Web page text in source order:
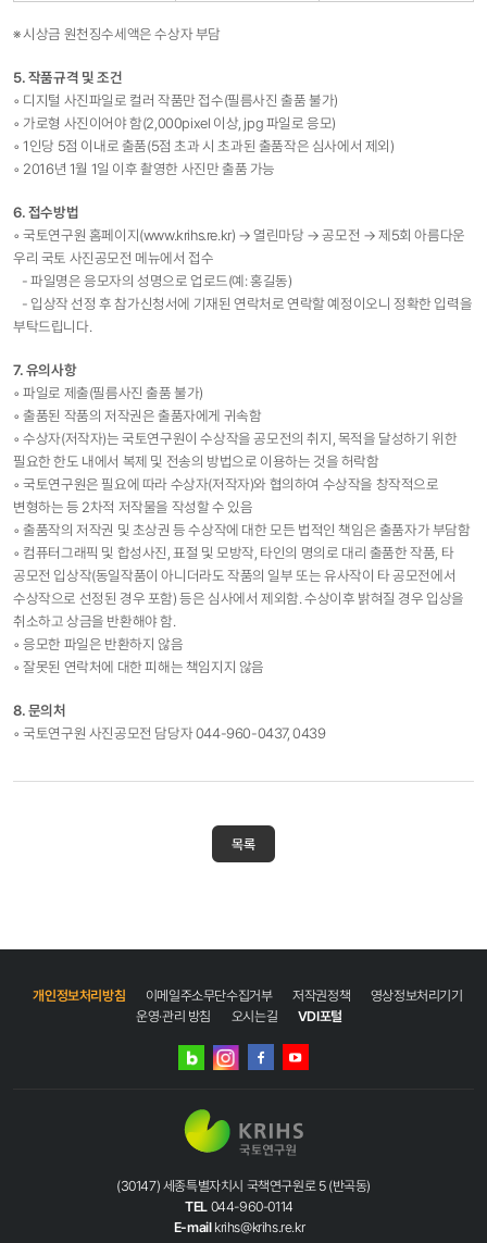
※ 시상금 원천징수세액은 수상자 부담
5. 작품규격 및 조건
◦ 디지털 사진파일로 컬러 작품만 접수(필름사진 출품 불가)
◦ 가로형 사진이어야 함(2,000pixel 이상, jpg 파일로 응모)
◦ 1인당 5점 이내로 출품(5점 초과 시 초과된 출품작은 심사에서 제외)
◦ 2016년 1월 1일 이후 촬영한 사진만 출품 가능
6. 접수방법
◦ 국토연구원 홈페이지(www.krihs.re.kr) → 열린마당 → 공모전 → 제5회 아름다운
우리 국토 사진공모전 메뉴에서 접수
- 파일명은 응모자의 성명으로 업로드(예: 홍길동)
- 입상작 선정 후 참가신청서에 기재된 연락처로 연락할 예정이오니 정확한 입력을
부탁드립니다.
7. 유의사항
◦ 파일로 제출(필름사진 출품 불가)
◦ 출품된 작품의 저작권은 출품자에게 귀속함
◦ 수상자(저작자)는 국토연구원이 수상작을 공모전의 취지, 목적을 달성하기 위한
필요한 한도 내에서 복제 및 전송의 방법으로 이용하는 것을 허락함
◦ 국토연구원은 필요에 따라 수상자(저작자)와 협의하여 수상작을 창작적으로
변형하는 등 2차적 저작물을 작성할 수 있음
◦ 출품작의 저작권 및 초상권 등 수상작에 대한 모든 법적인 책임은 출품자가 부담함
◦ 컴퓨터그래픽 및 합성사진, 표절 및 모방작, 타인의 명의로 대리 출품한 작품, 타
공모전 입상작(동일작품이 아니더라도 작품의 일부 또는 유사작이 타 공모전에서
수상작으로 선정된 경우 포함) 등은 심사에서 제외함. 수상이후 밝혀질 경우 입상을
취소하고 상금을 반환해야 함.
◦ 응모한 파일은 반환하지 않음
◦ 잘못된 연락처에 대한 피해는 책임지지 않음
8. 문의처
◦ 국토연구원 사진공모전 담당자 044-960-0437, 0439
목록
개인정보처리방침 이메일주소무단수집거부 저작권정책
영상정보처리기기
운영·관리 방침
오시는길 VDI포털
네이버
인스타그램
(30147) 세종특별자치시 국책연구원로 5 (반곡동)
TEL 044-960-0114
E-mail krihs@krihs.re.kr